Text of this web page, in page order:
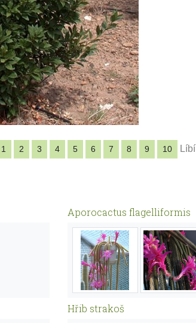
1 2 3 4 5 6 7 8 9 10 Líbí
Aporocactus flagelliformis
Hřib strakoš